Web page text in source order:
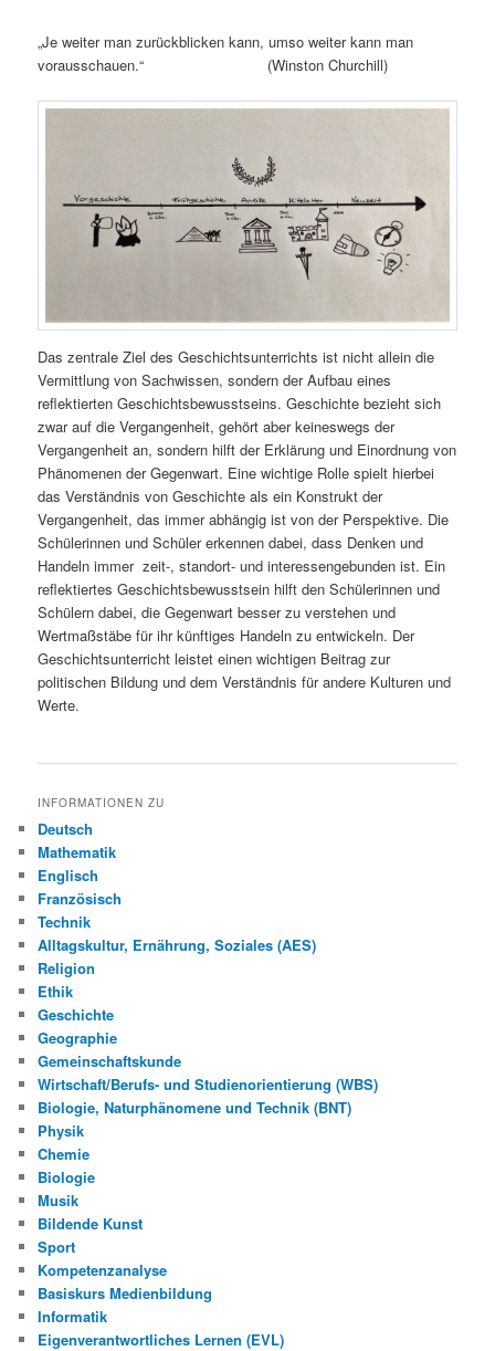
„Je weiter man zurückblicken kann, umso weiter kann man
vorausschauen.“ (Winston Churchill)
Das zentrale Ziel des Geschichtsunterrichts ist nicht allein die
Vermittlung von Sachwissen, sondern der Aufbau eines
reflektierten Geschichtsbewusstseins. Geschichte bezieht sich
zwar auf die Vergangenheit, gehört aber keineswegs der
Vergangenheit an, sondern hilft der Erklärung und Einordnung von
Phänomenen der Gegenwart. Eine wichtige Rolle spielt hierbei
das Verständnis von Geschichte als ein Konstrukt der
Vergangenheit, das immer abhängig ist von der Perspektive. Die
Schülerinnen und Schüler erkennen dabei, dass Denken und
Handeln immer zeit-, standort- und interessengebunden ist. Ein
reflektiertes Geschichtsbewusstsein hilft den Schülerinnen und
Schülern dabei, die Gegenwart besser zu verstehen und
Wertmaßstäbe für ihr künftiges Handeln zu entwickeln. Der
Geschichtsunterricht leistet einen wichtigen Beitrag zur
politischen Bildung und dem Verständnis für andere Kulturen und
Werte.
INFORMATIONEN ZU
Deutsch
Mathematik
Englisch
Französisch
Technik
Alltagskultur, Ernährung, Soziales (AES)
Religion
Ethik
Geschichte
Geographie
Gemeinschaftskunde
Wirtschaft/Berufs- und Studienorientierung (WBS)
Biologie, Naturphänomene und Technik (BNT)
Physik
Chemie
Biologie
Musik
Bildende Kunst
Sport
Kompetenzanalyse
Basiskurs Medienbildung
Informatik
Eigenverantwortliches Lernen (EVL)